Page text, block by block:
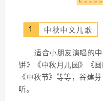
1 中秋中文儿歌
适合小朋友演唱的
饼》《中秋月儿圆》《
《中秋节》等等，谷建
听。